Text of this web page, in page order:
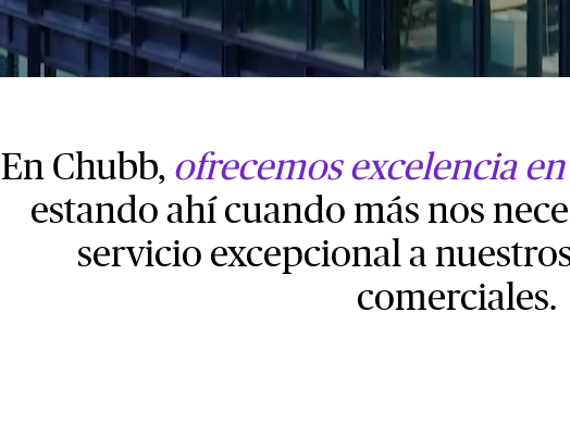
En Chubb, ofrecemos excelencia
estando ahí cuando más nos
servicio excepcional a
comerciales.